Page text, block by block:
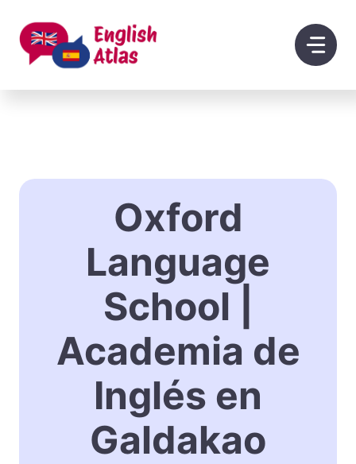
contenido
Oxford
Language
School |
Academia de
Inglés en
Galdakao